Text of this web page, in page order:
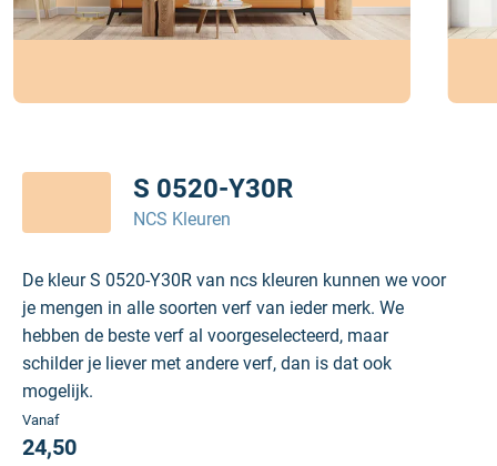
S 0520-Y30R
NCS Kleuren
De kleur S 0520-Y30R van ncs kleuren kunnen we voor
je mengen in alle soorten verf van ieder merk. We
hebben de beste verf al voorgeselecteerd, maar
schilder je liever met andere verf, dan is dat ook
mogelijk.
Vanaf
24,50